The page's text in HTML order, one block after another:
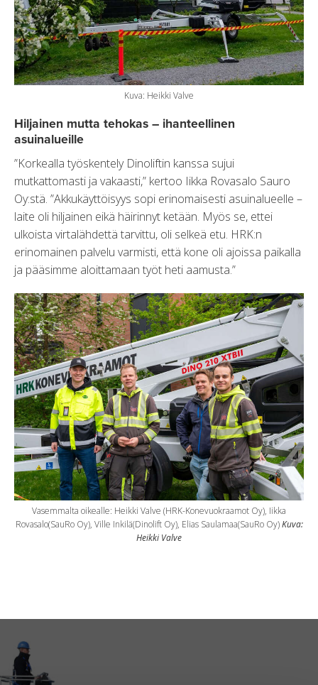
Kuva: Heikki Valve
Hiljainen mutta tehokas – ihanteellinen
asuinalueille
”Korkealla työskentely Dinoliftin kanssa sujui
mutkattomasti ja vakaasti,” kertoo Iikka Rovasalo Sauro
Oy:stä. ”Akkukäyttöisyys sopi erinomaisesti asuinalueelle –
laite oli hiljainen eikä häirinnyt ketään. Myös se, ettei
ulkoista virtalähdettä tarvittu, oli selkeä etu. HRK:n
erinomainen palvelu varmisti, että kone oli ajoissa paikalla
ja pääsimme aloittamaan työt heti aamusta.”
Vasemmalta oikealle: Heikki Valve (HRK-Konevuokraamot Oy), Iikka
Rovasalo(SauRo Oy), Ville Inkilä(Dinolift Oy), Elias Saulamaa(SauRo Oy)Kuva:
Heikki Valve